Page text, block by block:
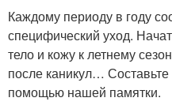
Каждому периоду в году
специфический уход.
тело и кожу к летнему
после каникул…
помощью нашей памятки.